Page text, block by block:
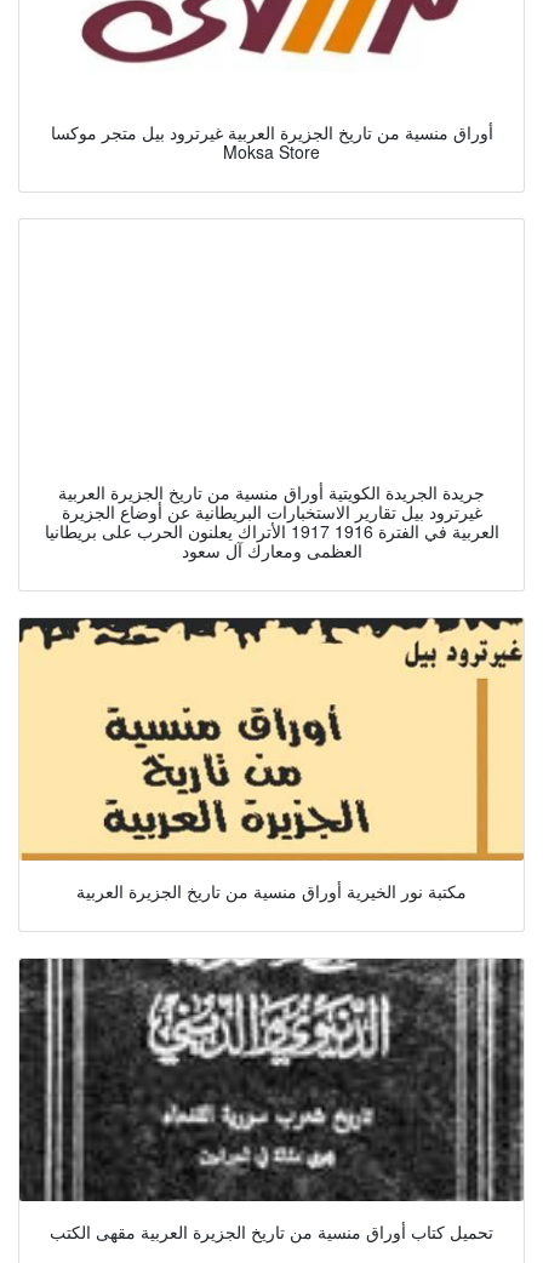
أوراق منسية من تاريخ الجزيرة العربية غيرترود بيل متجر موكسا
Moksa Store
جريدة الجريدة الكويتية أوراق منسية من تاريخ الجزيرة العربية
غيرترود بيل تقارير الاستخبارات البريطانية عن أوضاع الجزيرة
العربية في الفترة 1916 1917 الأتراك يعلنون الحرب على بريطانيا
العظمى ومعارك آل سعود
مكتبة نور الخيرية أوراق منسية من تاريخ الجزيرة العربية
تحميل كتاب أوراق منسية من تاريخ الجزيرة العربية مقهى الكتب